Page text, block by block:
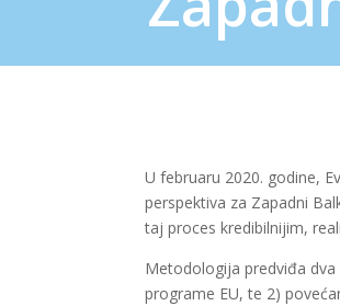
U februaru 2020. godine,
perspektiva za Zapadni
taj proces kredibilnijim,
Metodologija predviđa
programe EU, te 2)